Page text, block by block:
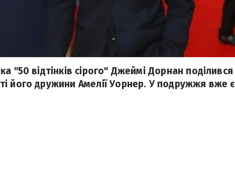
"50 відтінків сірого" Джеймі Дорнан поділився
його дружини Амелії Уорнер. У подружжя вже є